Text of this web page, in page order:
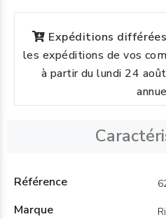
Expéditions
les expéditions de vos
à partir du lundi 24
Référence
Marque